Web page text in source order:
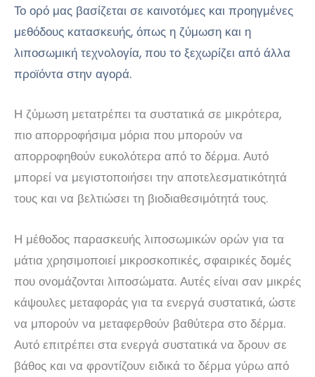
Το ορό μας βασίζεται σε καινοτόμες και προηγμένες
μεθόδους κατασκευής, όπως η ζύμωση και η
λιποσωμική τεχνολογία, που το ξεχωρίζει από άλλα
προϊόντα στην αγορά.
Η ζύμωση μετατρέπει τα συστατικά σε μικρότερα,
πιο απορροφήσιμα μόρια που μπορούν να
απορροφηθούν ευκολότερα από το δέρμα. Αυτό
μπορεί να μεγιστοποιήσει την αποτελεσματικότητά
τους και να βελτιώσει τη βιοδιαθεσιμότητά τους.
Η μέθοδος παρασκευής λιποσωμικών ορών για τα
μάτια χρησιμοποιεί μικροσκοπικές, σφαιρικές δομές
που ονομάζονται λιποσώματα. Αυτές είναι σαν μικρές
κάψουλες μεταφοράς για τα ενεργά συστατικά, ώστε
να μπορούν να μεταφερθούν βαθύτερα στο δέρμα.
Αυτό επιτρέπει στα ενεργά συστατικά να δρουν σε
βάθος και να φροντίζουν ειδικά το δέρμα γύρω από